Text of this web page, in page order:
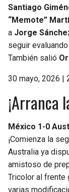
Santiago
“Memote”
a Jorge
seguir
También salió
30 mayo, 2026 |
¡Arranca
México 1-0
¡Comienza la
Australia ya
amistoso de
Tricolor al frente
varias